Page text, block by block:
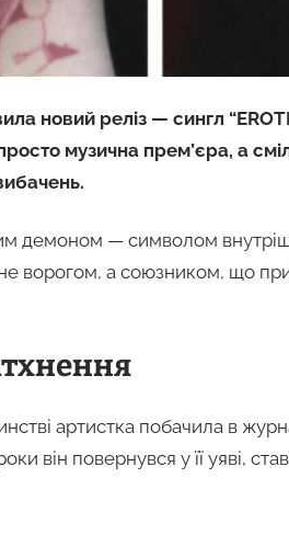
новий реліз — сингл
музична прем’єра, а
демоном — символом
ворогом, а союзником, що
артистка побачила в
він повернувся у її уяві,